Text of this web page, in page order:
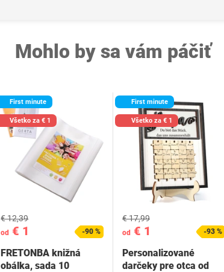
Mohlo by sa vám páčiť
First minute
Všetko za € 1
od € 1
€ 12,39
-90 %
FRETONBA knižná
obálka, sada 10
First minute
Všetko za € 1
od€ 1
€ 17,99
-93 %
Personalizované
darčeky pre otca od